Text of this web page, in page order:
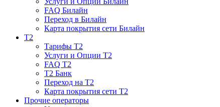
FAQ Билайн
Переход в Билайн
Карта покрытия сети Билайн
T2
Тарифы T2
Услуги и Опции T2
FAQ T2
T2 Банк
Переход на T2
Карта покрытия сети T2
Прочие операторы